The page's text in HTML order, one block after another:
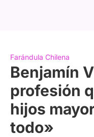
Farándula Chilena
Benjamín
profesión
hijos
todo»